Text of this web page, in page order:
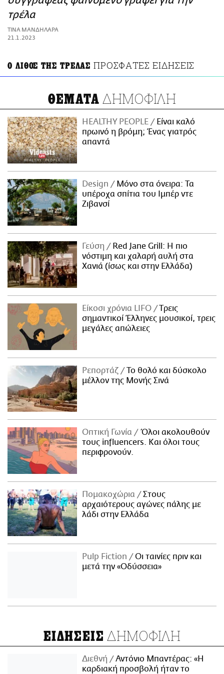
ΑΜΠΑ
PRINT
τρέλα
ΤΙΝΑ ΜΑΝΔΗΛΑΡΑ
21.1.2023
Ο ΛΙΘΟΣ ΤΗΣ ΤΡΕΛΑΣ ΠΡΟΣΦΑΤΕΣ ΕΙΔΗΣΕΙΣ
ΘΕΜΑΤΑ ΔΗΜΟΦΙΛΗ
HEALTHY PEOPLE
Είναι καλό
πρωινό η βρόμη; Ένας γιατρός
απαντά
Design
Μόνο στα όνειρα: Τα
υπέροχα σπίτια του Ιμπέρ ντε
Ζιβανσί
Γεύση
Red Jane Grill: Η πιο
νόστιμη και χαλαρή αυλή στα
Χανιά (ίσως και στην Ελλάδα)
Είκοσι χρόνια LIFO
Tρεις
σημαντικοί Έλληνες μουσικοί, τρεις
μεγάλες απώλειες
Ρεπορτάζ
Το θολό και δύσκολο
μέλλον της Μονής Σινά
Οπτική Γωνία
Όλοι ακολουθούν
τους influencers. Και όλοι τους
περιφρονούν.
Πομακοχώρια
Στους
αρχαιότερους αγώνες πάλης με
λάδι στην Ελλάδα
Pulp Fiction
Οι ταινίες πριν και
μετά την «Οδύσσεια»
ΕΙΔΗΣΕΙΣ ΔΗΜΟΦΙΛΗ
Διεθνή
Αντόνιο Μπαντέρας: «Η
καρδιακή προσβολή ήταν το